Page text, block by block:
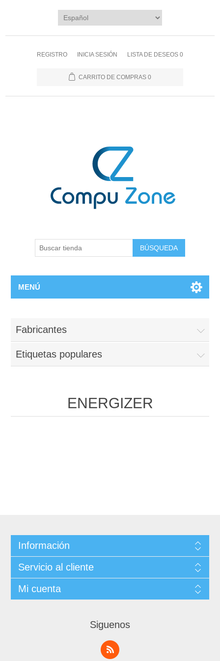
REGISTRO INICIA SESIÓN LISTA DE DESEOS 0
CARRITO DE COMPRAS 0
BÚSQUEDA
MENÚ
Fabricantes
Etiquetas populares
ENERGIZER
Información
Servicio al cliente
Mi cuenta
Siguenos